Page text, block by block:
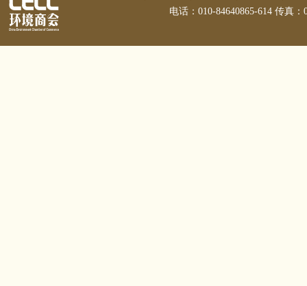
电话：010-84640865-614 传真